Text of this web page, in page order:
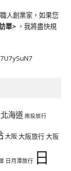
人創業家，如果您
單> ，我將盡快規
北海道 南投旅行
大阪大阪旅行大阪
日月潭旅行 日